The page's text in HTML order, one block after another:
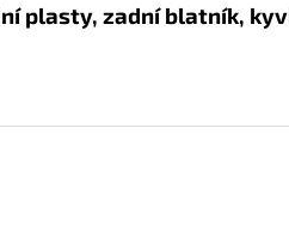
plasty, zadní blatník,